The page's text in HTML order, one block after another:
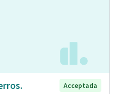
Acceptada